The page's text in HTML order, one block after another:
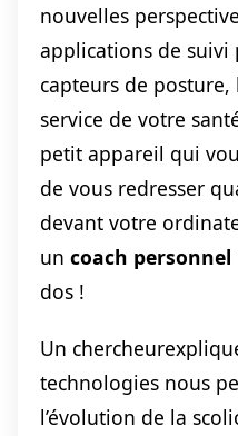
nouvelles
applications de suivi
capteurs de posture,
service de votre
petit appareil qui
de vous redresser
devant votre
un coach
dos !
Un
technologies nous
l’évolution de la